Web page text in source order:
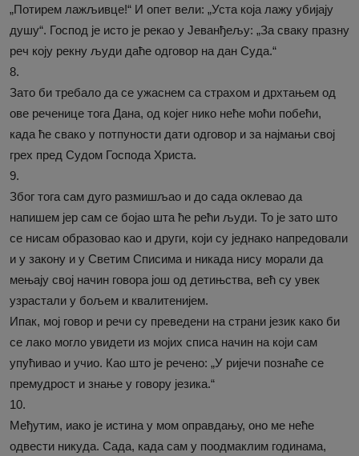
„Потирем лажљивце!“ И опет вели: „Уста која лажу убијају
душу“. Господ је исто је рекао у Јеванђељу: „За сваку празну
реч коју рекну људи даће одговор на дан Суда.“
8.
Зато би требало да се ужаснем са страхом и дрхтањем од
ове реченице тога Дана, од којег нико неће моћи побећи,
када ће свако у потпуности дати одговор и за најмањи свој
грех пред Судом Господа Христа.
9.
Због тога сам дуго размишљао и до сада оклевао да
напишем јер сам се бојао шта ће рећи људи. То је зато што
се нисам образовао као и други, који су једнако напредовали
и у закону и у Светим Списима и никада нису морали да
мењају свој начин говора још од детињства, већ су увек
узрастали у бољем и квалитенијем.
Ипак, мој говор и речи су преведени на страни језик како би
се лако могло увидети из мојих списа начин на који сам
упућивао и учио. Као што је речено: „У ријечи познаће се
премудрост и знање у говору језика.“
10.
Међутим, иако је истина у мом оправдању, оно ме неће
одвести никуда. Сада, када сам у поодмаклим годинама,